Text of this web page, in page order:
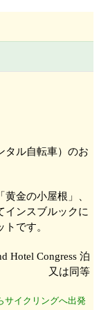
タル自転車）のお
金の小屋根」、
インスブルックに
です。
Hotel Congress 泊
又は同等
サイクリングへ出発